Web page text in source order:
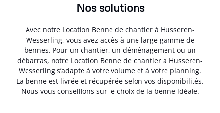
Nos solutions
Avec notre Location Benne de chantier à Husseren-
Wesserling, vous avez accès à une large gamme de
bennes. Pour un chantier, un déménagement ou un
débarras, notre Location Benne de chantier à Husseren-
Wesserling s’adapte à votre volume et à votre planning.
La benne est livrée et récupérée selon vos disponibilités.
Nous vous conseillons sur le choix de la benne idéale.